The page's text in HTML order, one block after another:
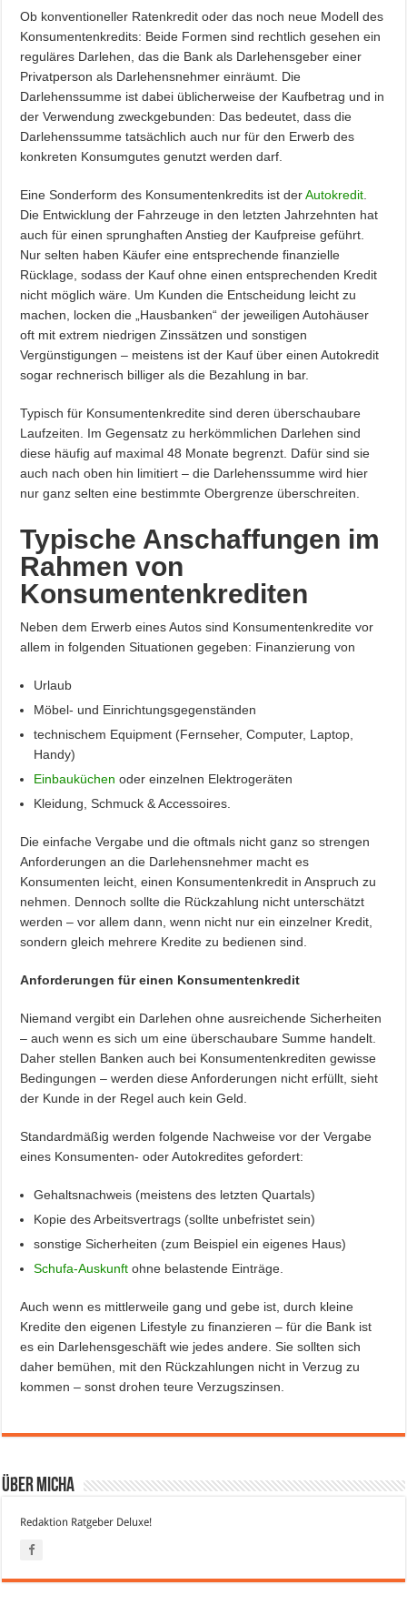
Ob konventioneller Ratenkredit oder das noch neue Modell des
Konsumentenkredits: Beide Formen sind rechtlich gesehen ein
reguläres Darlehen, das die Bank als Darlehensgeber einer
Privatperson als Darlehensnehmer einräumt. Die
Darlehenssumme ist dabei üblicherweise der Kaufbetrag und in
der Verwendung zweckgebunden: Das bedeutet, dass die
Darlehenssumme tatsächlich auch nur für den Erwerb des
konkreten Konsumgutes genutzt werden darf.
Eine Sonderform des Konsumentenkredits ist derAutokredit.
Die Entwicklung der Fahrzeuge in den letzten Jahrzehnten hat
auch für einen sprunghaften Anstieg der Kaufpreise geführt.
Nur selten haben Käufer eine entsprechende finanzielle
Rücklage, sodass der Kauf ohne einen entsprechenden Kredit
nicht möglich wäre. Um Kunden die Entscheidung leicht zu
machen, locken die „Hausbanken“ der jeweiligen Autohäuser
oft mit extrem niedrigen Zinssätzen und sonstigen
Vergünstigungen – meistens ist der Kauf über einen Autokredit
sogar rechnerisch billiger als die Bezahlung in bar.
Typisch für Konsumentenkredite sind deren überschaubare
Laufzeiten. Im Gegensatz zu herkömmlichen Darlehen sind
diese häufig auf maximal 48 Monate begrenzt. Dafür sind sie
auch nach oben hin limitiert – die Darlehenssumme wird hier
nur ganz selten eine bestimmte Obergrenze überschreiten.
Typische Anschaffungen im
Rahmen von
Konsumentenkrediten
Neben dem Erwerb eines Autos sind Konsumentenkredite vor
allem in folgenden Situationen gegeben: Finanzierung von
Urlaub
Möbel- und Einrichtungsgegenständen
technischem Equipment (Fernseher, Computer, Laptop,
Handy)
Einbauküchen oder einzelnen Elektrogeräten
Kleidung, Schmuck & Accessoires.
Die einfache Vergabe und die oftmals nicht ganz so strengen
Anforderungen an die Darlehensnehmer macht es
Konsumenten leicht, einen Konsumentenkredit in Anspruch zu
nehmen. Dennoch sollte die Rückzahlung nicht unterschätzt
werden – vor allem dann, wenn nicht nur ein einzelner Kredit,
sondern gleich mehrere Kredite zu bedienen sind.
Anforderungen für einen Konsumentenkredit
Niemand vergibt ein Darlehen ohne ausreichende Sicherheiten
– auch wenn es sich um eine überschaubare Summe handelt.
Daher stellen Banken auch bei Konsumentenkrediten gewisse
Bedingungen – werden diese Anforderungen nicht erfüllt, sieht
der Kunde in der Regel auch kein Geld.
Standardmäßig werden folgende Nachweise vor der Vergabe
eines Konsumenten- oder Autokredites gefordert:
Gehaltsnachweis (meistens des letzten Quartals)
Kopie des Arbeitsvertrags (sollte unbefristet sein)
sonstige Sicherheiten (zum Beispiel ein eigenes Haus)
Schufa-Auskunft ohne belastende Einträge.
Auch wenn es mittlerweile gang und gebe ist, durch kleine
Kredite den eigenen Lifestyle zu finanzieren – für die Bank ist
es ein Darlehensgeschäft wie jedes andere. Sie sollten sich
daher bemühen, mit den Rückzahlungen nicht in Verzug zu
kommen – sonst drohen teure Verzugszinsen.
Über Micha
Redaktion Ratgeber Deluxe!